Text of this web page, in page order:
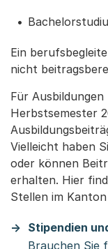
Ein
nicht
Für
Herbstsemester
Vielleicht haben
oder können
erhalten. Hier
Stellen im
Stipendien
Brauchen Sie